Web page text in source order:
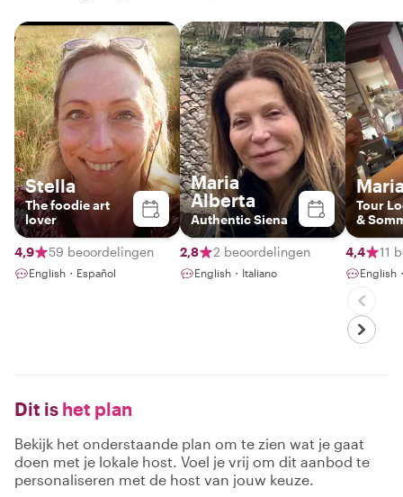
Stella
The foodie art
lover
4,9 59 beoordelingen
English・Español
Maria
Alberta
Authentic Siena
2,8 2 beoordelingen
English・Italiano
Tour
&
4,4 11
English
Dit is het plan
Bekijk het onderstaande plan om te zien wat je gaat
doen met je lokale host. Voel je vrij om dit aanbod te
personaliseren met de host van jouw keuze.